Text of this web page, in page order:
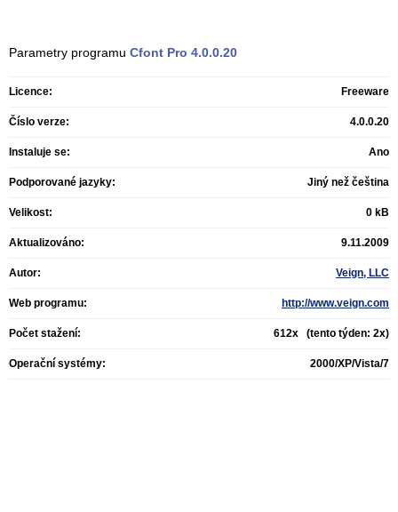
Parametry programu Cfont Pro 4.0.0.20
Licence: Freeware
Číslo verze: 4.0.0.20
Instaluje se: Ano
Podporované jazyky: Jiný než čeština
Velikost: 0 kB
Aktualizováno: 9.11.2009
Autor: Veign, LLC
Web programu: http://www.veign.com
Počet stažení: 612x (tento týden: 2x)
Operační systémy: 2000/XP/Vista/7